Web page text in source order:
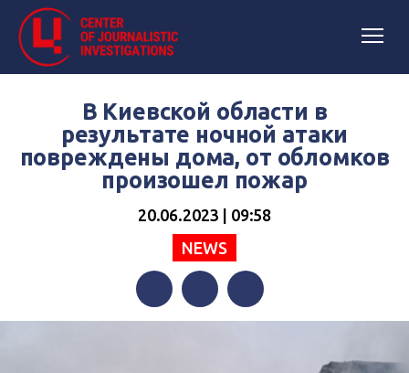
В Киевской области в
результате ночной атаки
повреждены дома, от обломков
произошел пожар
20.06.2023 | 09:58
NEWS
FacebookTwitterTelegram